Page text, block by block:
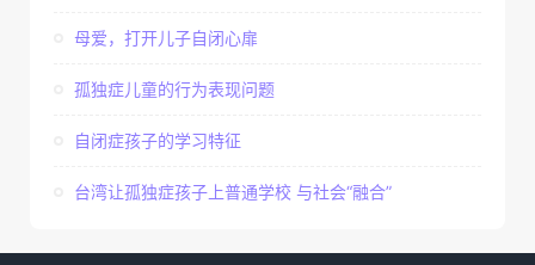
母爱，打开儿子自闭心扉
孤独症儿童的行为表现问题
自闭症孩子的学习特征
台湾让孤独症孩子上普通学校 与社会“融合”